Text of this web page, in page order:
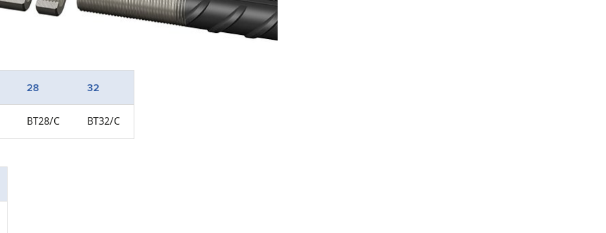
28 32
BT28/C BT32/C